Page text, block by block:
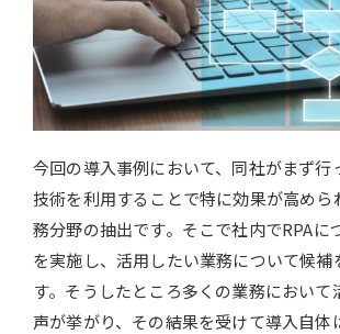
今回の導入事例において、同社がまず行
技術を利用することで特に効果が高めら
務分野の抽出です。そこで社内でRPAに
を実施し、活用したい業務について候補
す。そうしたところ多くの業務において
声が挙がり、その結果を受けて導入自体